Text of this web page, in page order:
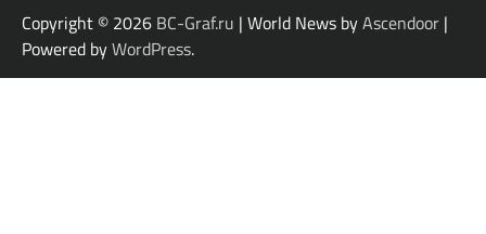
Copyright © 2026 BC-Graf.ru | World News byAscendoor |
Powered byWordPress.